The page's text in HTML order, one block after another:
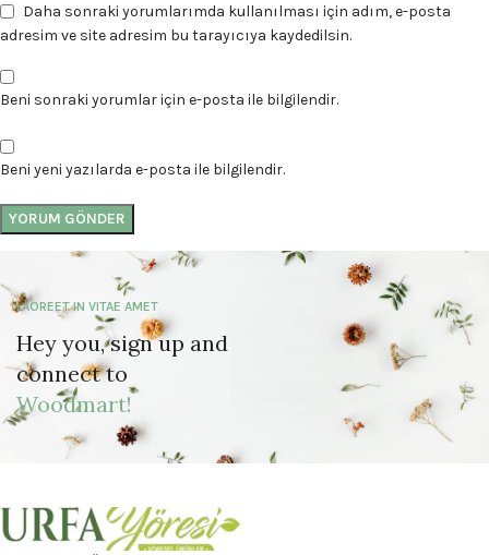
Daha sonraki yorumlarımda kullanılması için adım, e-posta
adresim ve site adresim bu tarayıcıya kaydedilsin.
Beni sonraki yorumlar için e-posta ile bilgilendir.
Beni yeni yazılarda e-posta ile bilgilendir.
LAOREET IN VITAE AMET
Hey you, sign up and
connect to
Woodmart!